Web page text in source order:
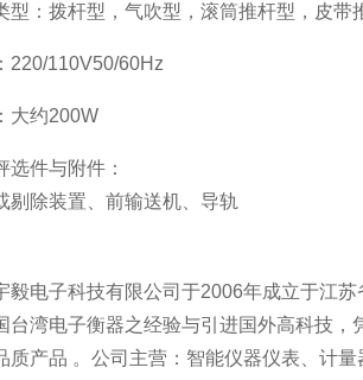
型：拨杆型，气吹型，滚筒推杆型，皮带
220/110V50/60Hz
大约200W
选件与附件：
剔除装置、前输送机、导轨
毅电子科技有限公司于2006年成立于江
台湾电子衡器之经验与引进国外高科技
质产品 。公司主营：智能仪器仪表、计